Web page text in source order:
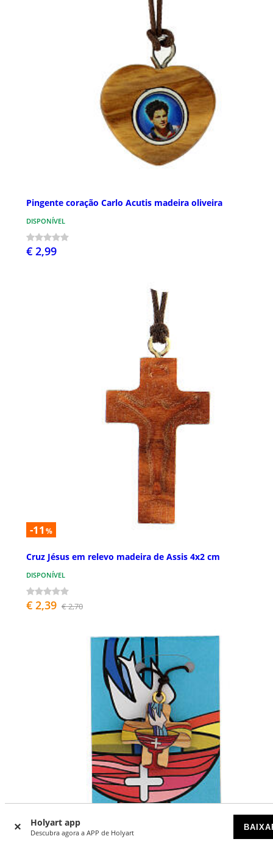
Holyart app
Descubra agora a APP de Holyart
Pingente coração Carlo Acutis madeira oliveira
DISPONÍVEL
€ 2,99
-11 %
Cruz Jésus em relevo madeira de Assis 4x2 cm
DISPONÍVEL
€ 2,39 € 2,70